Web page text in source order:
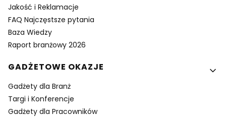
Jakość i Reklamacje
FAQ Najczęstsze pytania
Baza Wiedzy
Raport branżowy 2026
GADŻETOWE OKAZJE
Gadżety dla Branż
Targi i Konferencje
Gadżety dla Pracowników